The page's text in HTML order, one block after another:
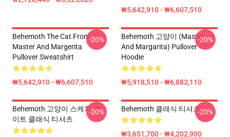
₩5,642,910 - ₩6,607,510
Behemoth The Cat From
Master And Margerita
Pullover Sweatshirt
₩5,642,910 - ₩6,607,510
-20%
Behemoth 고양이 (Master
And Margarita) Pullover
Hoodie
₩5,918,510 - ₩6,883,110
-20%
Behemoth 고양이 스케치. 화
이트 클래식 티셔츠
-20% Behemoth 클래식 티셔츠
₩3,651,700 - ₩4,202,900
-20%